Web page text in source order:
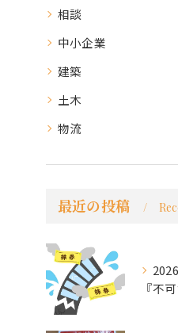
相談
中小企業
建築
土木
物流
最近の投稿
『不